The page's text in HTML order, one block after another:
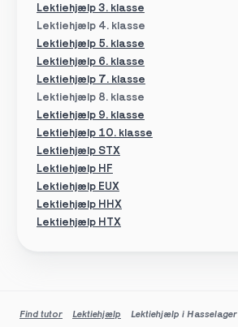
Lektiehjælp 4. klasse
Lektiehjælp 5. klasse
Lektiehjælp 8. klasse
Lektiehjælp 6. klasse
Lektiehjælp 7. klasse
Lektiehjælp 3. klasse
Lektiehjælp 9. klasse
Lektiehjælp 10. klasse
Lektiehjælp HF
Lektiehjælp EUX
Lektiehjælp STX
Lektiehjælp HHX
Lektiehjælp HTX
Find tutor Lektiehjælp Lektiehjælp i Hasselager